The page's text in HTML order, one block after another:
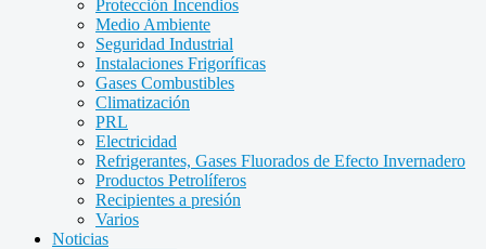
Protección Incendios
Medio Ambiente
Seguridad Industrial
Instalaciones Frigoríficas
Gases Combustibles
Climatización
PRL
Electricidad
Refrigerantes, Gases Fluorados de Efecto Invernadero
Productos Petrolíferos
Recipientes a presión
Varios
Noticias